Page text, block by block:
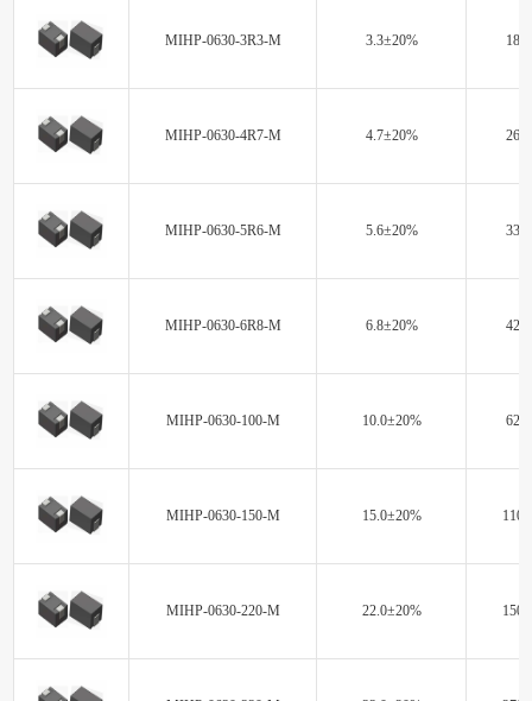
MIHP-0630-3R3-M 3.3±20% 18.0
MIHP-0630-4R7-M 4.7±20% 26.0
MIHP-0630-5R6-M 5.6±20% 33.0
MIHP-0630-6R8-M 6.8±20% 42.0
MIHP-0630-100-M 10.0±20% 62.0
MIHP-0630-150-M 15.0±20%
MIHP-0630-220-M 22.0±20%